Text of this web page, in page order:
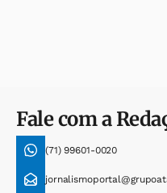
Fale com a
(71) 99601-0020